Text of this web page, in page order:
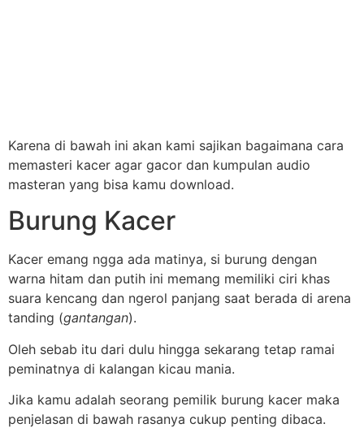
Karena di bawah ini akan kami sajikan bagaimana cara
memasteri kacer agar gacor dan kumpulan audio
masteran yang bisa kamu download.
Burung Kacer
Kacer emang ngga ada matinya, si burung dengan
warna hitam dan putih ini memang memiliki ciri khas
suara kencang dan ngerol panjang saat berada di arena
tanding (gantangan).
Oleh sebab itu dari dulu hingga sekarang tetap ramai
peminatnya di kalangan kicau mania.
Jika kamu adalah seorang pemilik burung kacer maka
penjelasan di bawah rasanya cukup penting dibaca.